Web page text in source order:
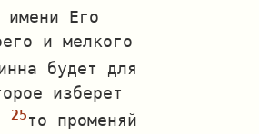
Его
и мелкого
будет для
изберет
то променяй